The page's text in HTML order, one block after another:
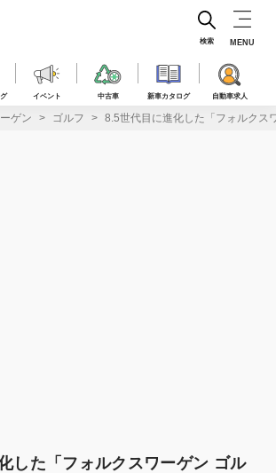
イベント 中古車 新車カタログ 自動車求人
検索 MENU
ゲン ゴルフ 8.5世代目に進化した「フォルクス
した「フォルクスワーゲン ゴル